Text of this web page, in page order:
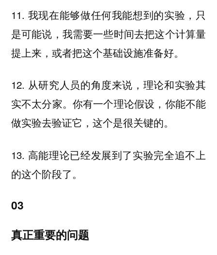
11. 我现在能够做任何我能想到的实验，只
是可能说，我需要一些时间去把这个计算量
提上来，或者把这个基础设施准备好。
12. 从研究人员的角度来说，理论和实验其
实不太分家。你有一个理论假设，你能不能
做实验去验证它，这个是很关键的。
13. 高能理论已经发展到了实验完全追不上
的这个阶段了。
03
真正重要的问题